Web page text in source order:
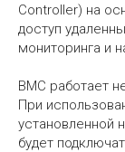
Controller) на
доступ
мониторинга и
BMC работает
При
установленной
будет